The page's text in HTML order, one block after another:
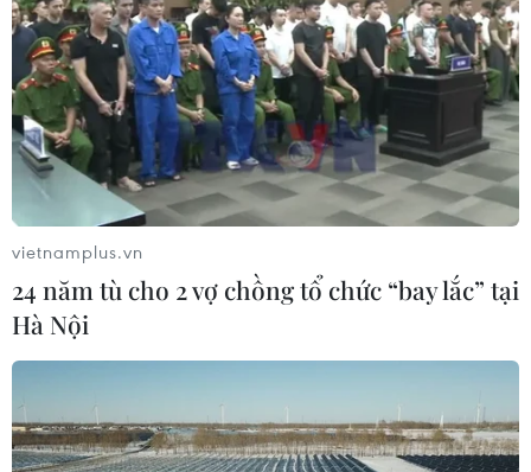
vietnamplus.vn
24 năm tù cho 2 vợ chồng tổ chức “bay lắc” tại
Hà Nội